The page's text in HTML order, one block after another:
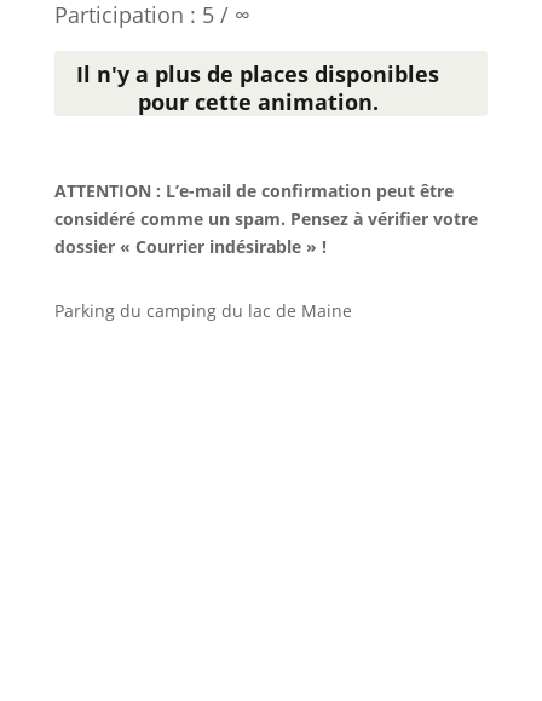
Participation : 5 / ∞
Il n'y a plus de places disponibles
pour cette animation.
ATTENTION : L’e-mail de confirmation peut être
considéré comme un spam. Pensez à vérifier votre
dossier « Courrier indésirable » !
Parking du camping du lac de Maine